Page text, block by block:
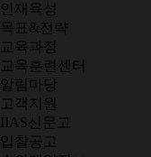
인재육성
목표&전략
교육과정
교육훈련센터
알림마당
고객지원
IIAS신문고
입찰공고